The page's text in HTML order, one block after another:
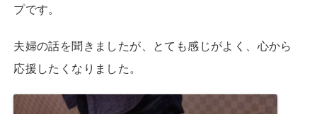
プです。
夫婦の話を聞きましたが、とても感じがよく、心から
応援したくなりました。